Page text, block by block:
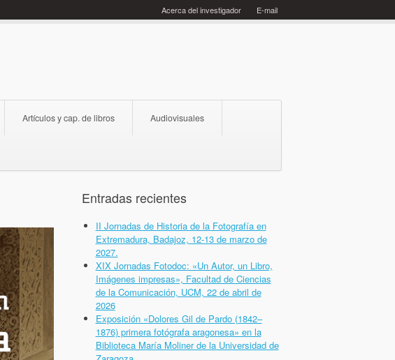
E-mail
Acerca del investigador
Artículos y cap. de libros Audiovisuales
Entradas recientes
II Jornadas de Historia de la Fotografía en
Extremadura, Badajoz, 12-13 de marzo de
2027.
XIX Jornadas Fotodoc: «Un Autor, un Libro,
Imágenes impresas», Facultad de Ciencias
de la Comunicación, UCM, 22 de abril de
2026
Exposición «Dolores Gil de Pardo (1842–
1876) primera fotógrafa aragonesa» en la
Biblioteca María Moliner de la Universidad de